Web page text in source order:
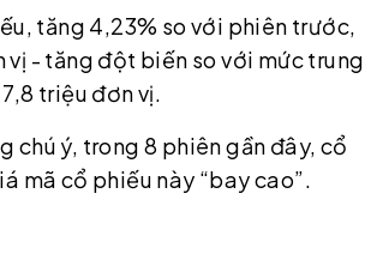
tăng 4,23% so với phiên trước,
- tăng đột biến so với mức trung
triệu đơn vị.
chú ý, trong 8 phiên gần đây, cổ
mã cổ phiếu này “bay cao”.